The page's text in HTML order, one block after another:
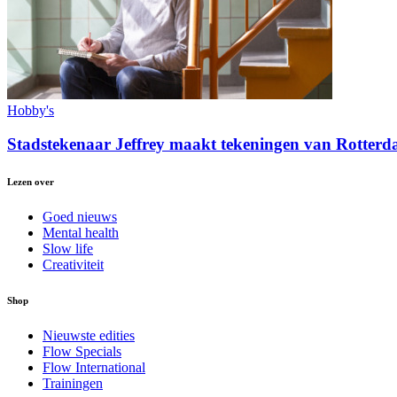
Hobby's
Stadstekenaar Jeffrey maakt tekeningen van
Lezen over
Goed nieuws
Mental health
Slow life
Creativiteit
Shop
Nieuwste edities
Flow Specials
Flow International
Trainingen